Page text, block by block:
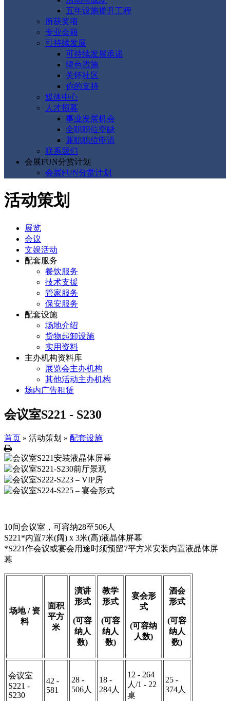
五年设施提升工程
所获奖项
专业会籍
可持续发展
可持续发展承诺
绿色措施
关怀社区
你的支持
媒体中心
人才招募
事业发展机会
全职职位空缺
兼职职位申请
联系我们
会展FUN分赏计划
会展FUN分赏计划
活动策划
展览
会议
文娱活动
配套服务
餐饮服务
技术支援
管家服务
保安服务
配套设施
场地介绍
货物起卸设施
实用资料
主办机构资料库
展览会主办机构
其他活动主办机构
场内广告租赁
会议室S221 - S230
首页 » 活动策划 » 配套设施
列
印
10间会议室，可容纳28至506人
S221*内置7米(阔) x 3米(高)液晶体屏幕
*S221作会议或宴会用途时须预留7平方米安装内置液晶体屏
幕
场地 / 资
料
面积
平方
米
演讲
形式
(可容
纳人
数)
教学
形式
(可容
纳人
数)
宴会形
式
(可容纳
人数)
酒会
形式
(可容
纳人
数)
会议室
S221 -
S230
42 -
581
28 -
506人
18 -
284人
12 - 264
人/1 - 22
桌
25 -
374人